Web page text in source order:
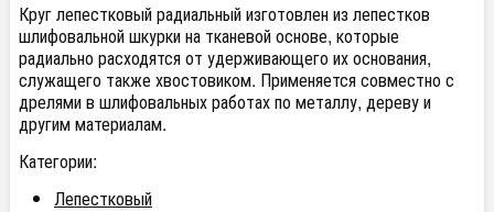
Круг лепестковый радиальный изготовлен из лепестков
шлифовальной шкурки на тканевой основе, которые
радиально расходятся от удерживающего их основания,
служащего также хвостовиком. Применяется совместно с
дрелями в шлифовальных работах по металлу, дереву и
другим материалам.
Категории:
Лепестковый